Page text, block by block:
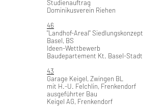
Studienauftrag
Dominikusverein Riehen
46
"Landhof-Areal" Siedlungskonzept
Basel, BS
Ideen-Wettbewerb
Baudepartement Kt. Basel-Stadt
43
Garage Keigel, Zwingen BL
mit H.-U. Felchlin, Frenkendorf
ausgeführter Bau
Keigel AG, Frenkendorf